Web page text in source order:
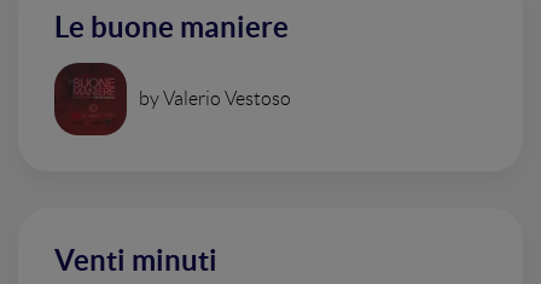
Le buone maniere
by Valerio Vestoso
Venti minuti